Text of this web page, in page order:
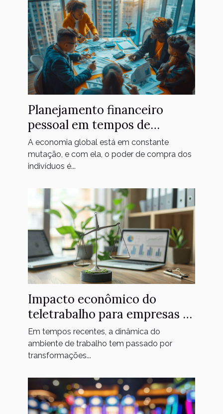
Planejamento financeiro
pessoal em tempos de
inflação dicas para proteger
seu poder de compra
A economia global está em constante
mutação, e com ela, o poder de compra dos
indivíduos é...
Impacto econômico do
teletrabalho para empresas e
funcionários
Em tempos recentes, a dinâmica do
ambiente de trabalho tem passado por
transformações...